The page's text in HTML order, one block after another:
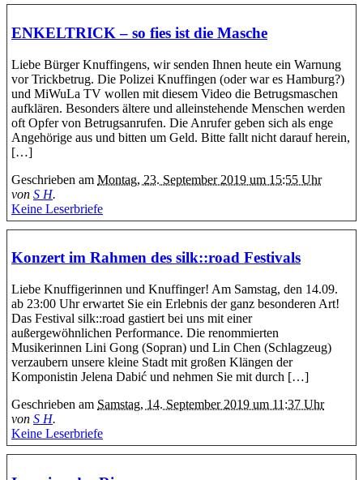
ENKELTRICK – so fies ist die Masche
Liebe Bürger Knuffingens, wir senden Ihnen heute ein Warnung
vor Trickbetrug. Die Polizei Knuffingen (oder war es Hamburg?)
und MiWuLa TV wollen mit diesem Video die Betrugsmaschen
aufklären. Besonders ältere und alleinstehende Menschen werden
oft Opfer von Betrugsanrufen. Die Anrufer geben sich als enge
Angehörige aus und bitten um Geld. Bitte fallt nicht darauf herein,
[…]
Geschrieben am Montag, 23. September 2019 um 15:55 Uhr
von S H.
Keine Leserbriefe
Konzert im Rahmen des silk::road Festivals
Liebe Knuffigerinnen und Knuffinger! Am Samstag, den 14.09.
ab 23:00 Uhr erwartet Sie ein Erlebnis der ganz besonderen Art!
Das Festival silk::road gastiert bei uns mit einer
außergewöhnlichen Performance. Die renommierten
Musikerinnen Lini Gong (Sopran) und Lin Chen (Schlagzeug)
verzaubern unsere kleine Stadt mit großen Klängen der
Komponistin Jelena Dabić und nehmen Sie mit durch […]
Geschrieben am Samstag, 14. September 2019 um 11:37 Uhr
von S H.
Keine Leserbriefe